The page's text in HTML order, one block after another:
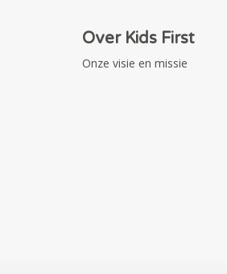
Over Kids First
Onze visie en missie